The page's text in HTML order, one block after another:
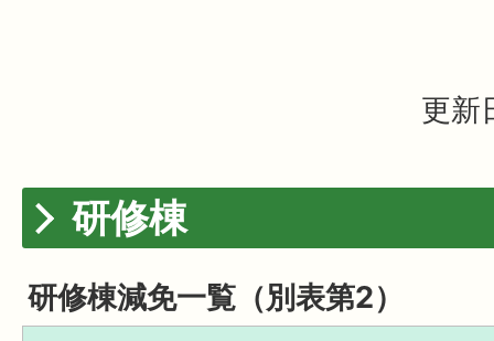
更新
研修棟
研修棟減免一覧（別表第2）